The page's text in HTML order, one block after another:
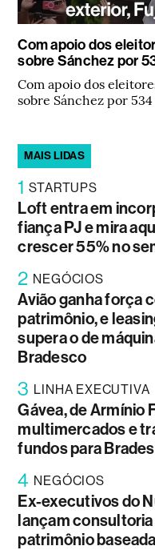
Com apoio dos
sobre Sánchez por
Com apoio dos
sobre Sánchez por
MAIS LIDAS
1 STARTUPS
Loft entra em
fiança PJ e mira
crescer 55% no
2 NEGÓCIOS
Avião ganha força
patrimônio, e
supera o de
Bradesco
3 LINHA EXECUTIVA
Gávea, de Armínio
multimercados e
fundos para
4 NEGÓCIOS
Ex-executivos do
lançam
patrimônio